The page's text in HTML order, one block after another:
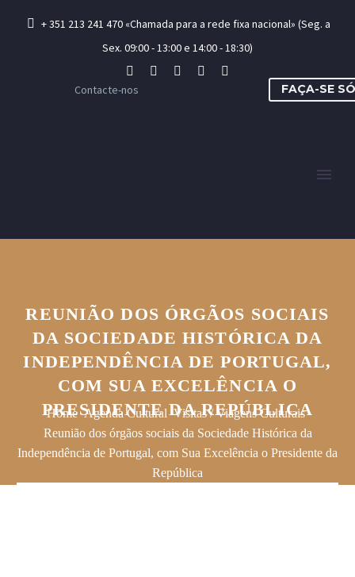
+ 351 213 241 470 «Chamada para a rede fixa nacional» (Seg. a
Sex. 09:00 - 13:00 e 14:00 - 18:30)
Contacte-nos FAÇA-SE
REUNIÃO DOS ÓRGÃOS SOCIAIS
DA SOCIEDADE HISTÓRICA DA
INDEPENDÊNCIA DE PORTUGAL,
COM SUA EXCELÊNCIA O
PRESIDENTE DA REPÚBLICA
Home Agenda Cultural Visitas / Viagens Culturais
Reunião dos órgãos sociais da Sociedade Histórica da
Independência de Portugal, com Sua Excelência o Presidente da
República